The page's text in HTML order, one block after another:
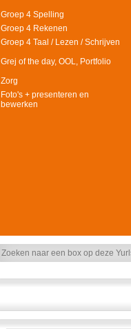
Groep 4 Spelling
Groep 4 Rekenen
Groep 4 Taal / Lezen / Schrijven
Grej of the day, OOL, Portfolio
Zorg
Foto's + presenteren en
bewerken